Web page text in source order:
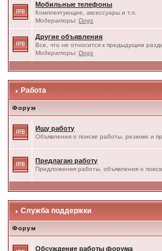
Мобильные телефоны
Комплектующие, аксессуары и т.п.
Модераторы:Dogs
Другие объявления
Все, что не относится к предыдущим
Модераторы:Dogs
Работа
Форум
Ищу работу
Объявления о поиске работы, резюме и пр.
Предлагаю работу
Предложения работы, объявления о
Служба поддержки
Форум
Обсуждение работы форума